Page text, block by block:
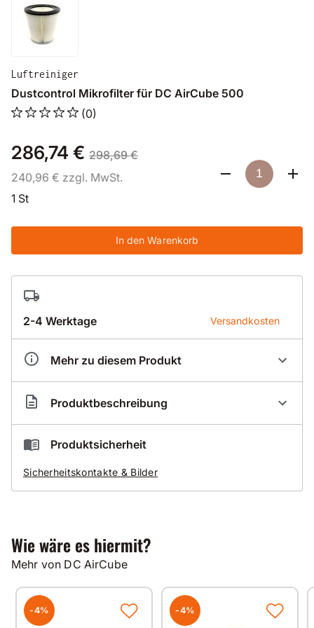
Luftreiniger
Dustcontrol Mikrofilter für DC AirCube 500
(0)
286,74 € 298,69 €
240,96 € zzgl. MwSt.
1 St
In den Warenkorb
2-4 Werktage Versandkosten
Mehr zu diesem Produkt
Artikelnummer DC000029
Produktbeschreibung
Dustcontrol Mikrofilter
Konstruktion
Material
Glasfaser
Fläche
4,2 m/2
Produktsicherheit
Sicherheitskontakte & Bilder
Wie wäre es hiermit?
Mehr von DC AirCube
-4% -4%